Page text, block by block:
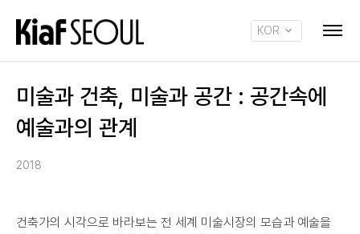
KOR
미술과 건축, 미술과 공간 : 공간속에
예술과의 관계
2018
건축가의 시각으로 바라보는 전 세계 미술시장의 모습과 예술을